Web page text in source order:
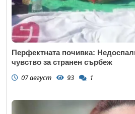
Перфектната почивка:
чувство за странен сърбеж
07 август 93 1